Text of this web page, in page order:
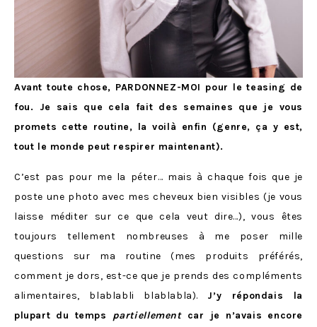
Avant toute chose, PARDONNEZ-MOI pour le teasing de
fou. Je sais que cela fait des semaines que je vous
promets cette routine, la voilà enfin (genre, ça y est,
tout le monde peut respirer maintenant).
C’est pas pour me la péter… mais à chaque fois que je
poste une photo avec mes cheveux bien visibles (je vous
laisse méditer sur ce que cela veut dire…), vous êtes
toujours tellement nombreuses à me poser mille
questions sur ma routine (mes produits préférés,
comment je dors, est-ce que je prends des compléments
alimentaires, blablabli blablabla). J’y répondais la
plupart du temps partiellementcar je n’avais encore